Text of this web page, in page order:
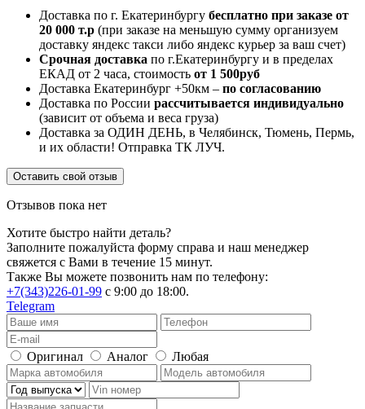
Доставка по г. Екатеринбургу бесплатно при заказе от
20 000 т.р (при заказе на меньшую сумму организуем
доставку яндекс такси либо яндекс курьер за ваш счет)
Срочная доставка по г.Екатеринбургу и в пределах
ЕКАД от 2 часа, стоимость от 1 500руб
Доставка Екатеринбург +50км – по согласованию
Доставка по России рассчитывается индивидуально
(зависит от объема и веса груза)
Доставка за ОДИН ДЕНЬ, в Челябинск, Тюмень, Пермь,
и их области! Отправка ТК ЛУЧ.
Оставить свой отзыв
Отзывов пока нет
Хотите быстро найти деталь?
Заполните пожалуйста форму справа и наш менеджер
свяжется с Вами в течение 15 минут.
Также Вы можете позвонить нам по телефону:
+7(343)226-01-99 с 9:00 до 18:00.
Telegram
Оригинал Аналог Любая